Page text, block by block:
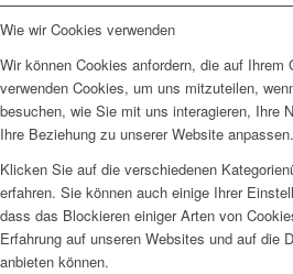
Wie wir Cookies verwenden
Wir können Cookies anfordern, die auf Ihrem
verwenden Cookies, um uns mitzuteilen,
besuchen, wie Sie mit uns interagieren, Ihre
Ihre Beziehung zu unserer Website anpassen.
Klicken Sie auf die verschiedenen
erfahren. Sie können auch einige Ihrer
dass das Blockieren einiger Arten von
Erfahrung auf unseren Websites und auf die
anbieten können.